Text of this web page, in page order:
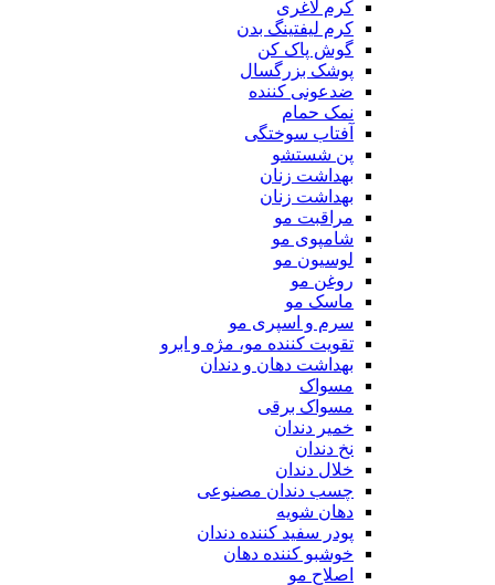
کرم لاغری
کرم لیفتینگ بدن
گوش پاک کن
پوشک بزرگسال
ضدعونی کننده
نمک حمام
آفتاب سوختگی
پن شستشو
بهداشت زنان
بهداشت زنان
مراقبت مو
شامپوی مو
لوسیون مو
روغن مو
ماسک مو
سرم و اسپری مو
تقویت کننده مو، مژه و ابرو
بهداشت دهان و دندان
مسواک
مسواک برقی
خمیر دندان
نخ دندان
خلال دندان
چسب دندان مصنوعی
دهان شویه
پودر سفید کننده دندان
خوشبو کننده دهان
اصلاح مو